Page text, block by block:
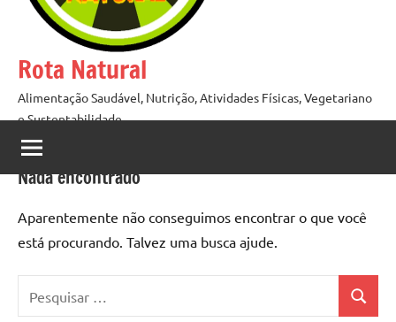
Rota Natural
Alimentação Saudável, Nutrição, Atividades Físicas, Vegetariano
e Sustentabilidade
Nada encontrado
Aparentemente não conseguimos encontrar o que você
está procurando. Talvez uma busca ajude.
por: